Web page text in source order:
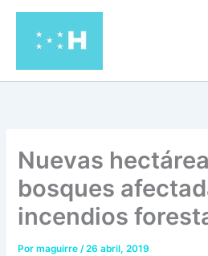
contenido
Nuevas
bosques
incendios
Pormaguirre/26 abril, 2019